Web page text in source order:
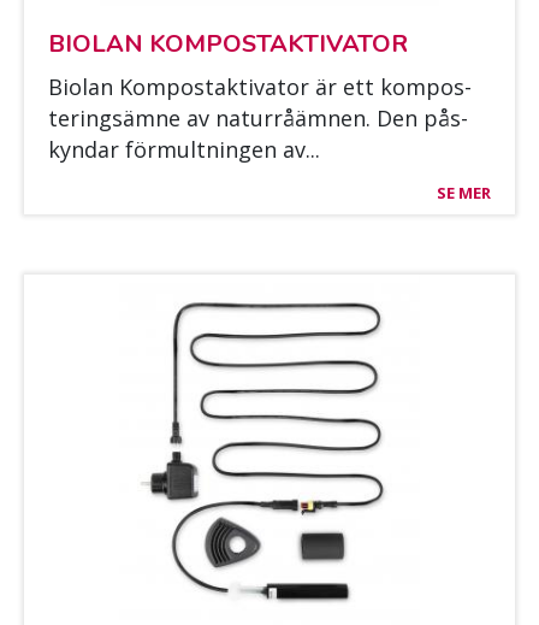
BIO­LAN KOM­POS­TAK­TI­VA­TOR
Bio­lan Kom­pos­tak­ti­va­tor är ett kom­pos­
te­ring­säm­ne av na­turråäm­nen. Den pås­
kyn­dar för­mult­nin­gen av...
SE MER